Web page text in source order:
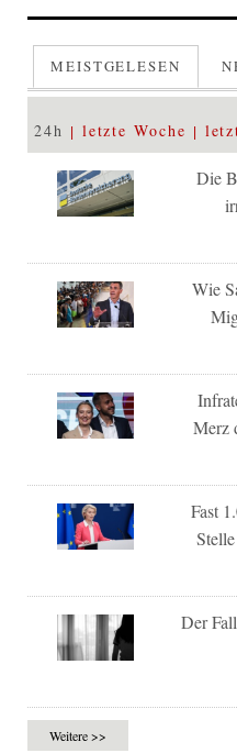
MEISTGELESEN
24h letzte Woche
Die
Wie
Merz
Fast
Der
Weitere >>